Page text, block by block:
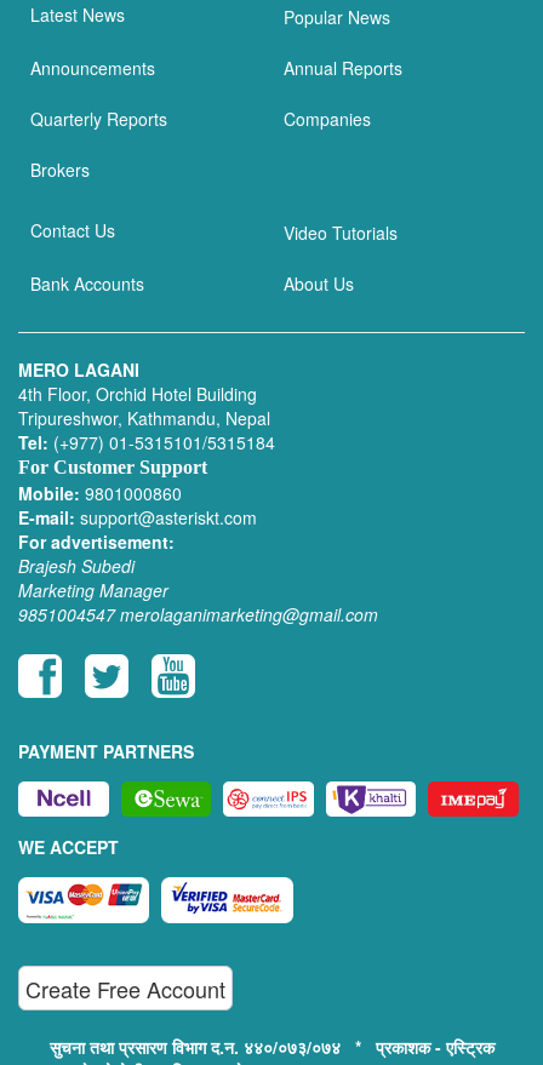
Latest News Popular News
Announcements Annual Reports
Quarterly Reports Companies
Brokers
Contact Us Video Tutorials
Bank Accounts About Us
MERO LAGANI
4th Floor, Orchid Hotel Building
Tripureshwor, Kathmandu, Nepal
Tel: (+977) 01-5315101/5315184
For Customer Support
Mobile: 9801000860
E-mail: support@asteriskt.com
For advertisement:
Brajesh Subedi
Marketing Manager
9851004547 merolaganimarketing@gmail.com
PAYMENT PARTNERS
WE ACCEPT
Create Free Account
सुचना तथा प्रसारण विभाग द.न. ४४०/०७३/०७४ * प्रकाशक - एस्ट्रिक